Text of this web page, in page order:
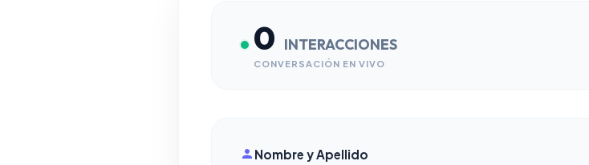
0 INTERACCIONES
CONVERSACIÓN EN VIVO
Nombre y Apellido